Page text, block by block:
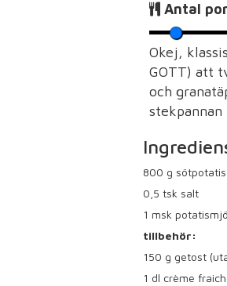
Antal
Okej,
GOTT) att
och
800 g sötpotatis
0,5 tsk salt
1 msk
tillbehör:
150 g getost
1 dl crème